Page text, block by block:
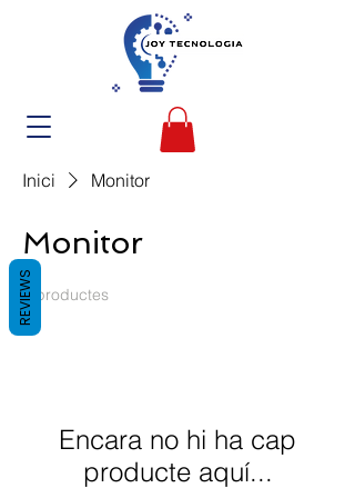
Inici Monitor
Monitor
0 productes
Encara no hi ha cap
producte aquí...
REVIEWS